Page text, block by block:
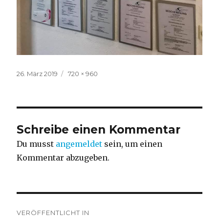
Veröffentlicht
26. März 2019
Volle
720 × 960
Schreibe einen Kommentar
Du musst angemeldet sein, um einen
Kommentar abzugeben.
VERÖFFENTLICHT IN